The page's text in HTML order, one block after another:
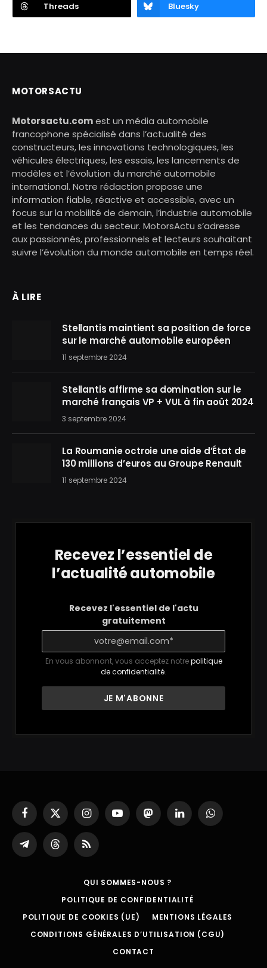
Threads Bluesky
MOTORSACTU
Motorsactu.comest un média automobile
francophone spécialisé dans l’actualité des
constructeurs, les innovations technologiques, les
véhicules électriques, les essais, les lancements de
modèles et l’évolution du marché automobile
international. Notre rédaction propose une
information fiable, réactive et accessible, avec un
focus sur la mobilité de demain, l’industrie automobile
et les tendances du secteur. MotorsActu s’adresse
aux passionnés, professionnels et lecteurs souhaitant
suivre l’évolution du monde automobile en temps réel.
À LIRE
Stellantis maintient sa position de force
sur le marché automobile européen
11 septembre 2024
Stellantis affirme sa domination sur le
marché français VP + VUL à fin août 2024
3 septembre 2024
La Roumanie octroie une aide d’État de
130 millions d’euros au Groupe Renault
11 septembre 2024
Recevez l’essentiel de
l’actualité automobile
Recevez l'essentiel de l'actu
gratuitement
En vous abonnant, vous acceptez notrepolitique
de confidentialité.
Facebook
X
(Twitter)
InstagramYouTubeMastodonLinkedInWhatsApp
Partager
sur
ThreadsRSS
QUI SOMMES-NOUS ?
POLITIQUE DE CONFIDENTIALITÉ
POLITIQUE DE COOKIES (UE)
MENTIONS LÉGALES
CONDITIONS GÉNÉRALES D’UTILISATION (CGU)
CONTACT